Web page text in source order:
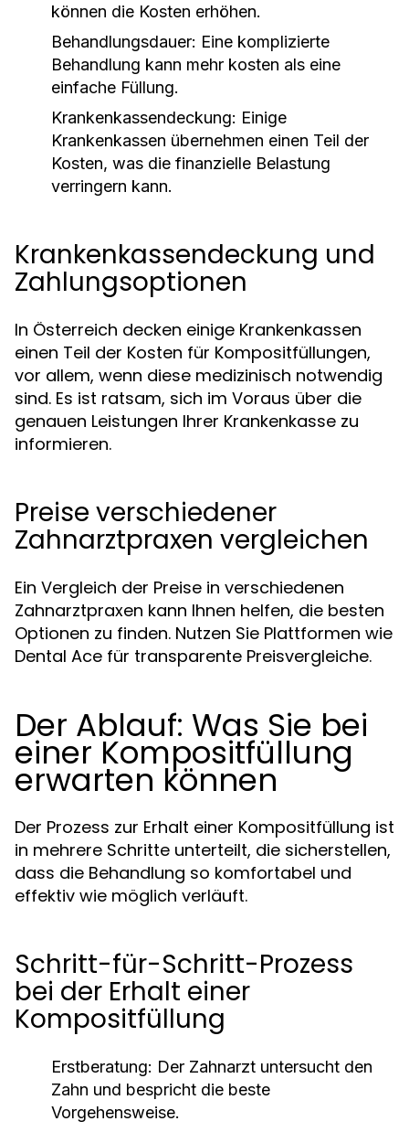
können die Kosten erhöhen.
Behandlungsdauer: Eine komplizierte
Behandlung kann mehr kosten als eine
einfache Füllung.
Krankenkassendeckung: Einige
Krankenkassen übernehmen einen Teil der
Kosten, was die finanzielle Belastung
verringern kann.
Krankenkassendeckung und
Zahlungsoptionen
In Österreich decken einige Krankenkassen
einen Teil der Kosten für Kompositfüllungen,
vor allem, wenn diese medizinisch notwendig
sind. Es ist ratsam, sich im Voraus über die
genauen Leistungen Ihrer Krankenkasse zu
informieren.
Preise verschiedener
Zahnarztpraxen vergleichen
Ein Vergleich der Preise in verschiedenen
Zahnarztpraxen kann Ihnen helfen, die besten
Optionen zu finden. Nutzen Sie Plattformen wie
Dental Ace für transparente Preisvergleiche.
Der Ablauf: Was Sie bei
einer Kompositfüllung
erwarten können
Der Prozess zur Erhalt einer Kompositfüllung ist
in mehrere Schritte unterteilt, die sicherstellen,
dass die Behandlung so komfortabel und
effektiv wie möglich verläuft.
Schritt-für-Schritt-Prozess
bei der Erhalt einer
Kompositfüllung
Erstberatung: Der Zahnarzt untersucht den
Zahn und bespricht die beste
Vorgehensweise.